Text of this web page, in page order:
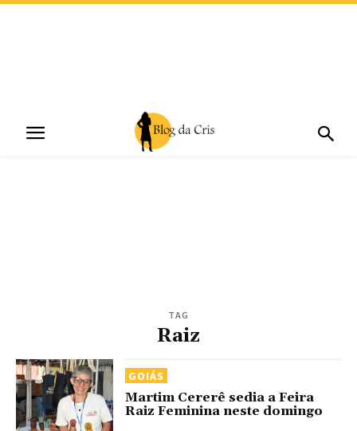
TAG
Raiz
GOIÁS
Martim Cererê sedia a Feira
Raiz Feminina neste domingo